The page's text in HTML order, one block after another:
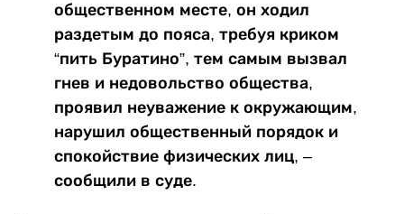
общественном месте, он ходил
раздетым до пояса, требуя криком
“пить Буратино”, тем самым вызвал
гнев и недовольство общества,
проявил неуважение к окружающим,
нарушил общественный порядок и
спокойствие физических лиц, –
сообщили в суде.